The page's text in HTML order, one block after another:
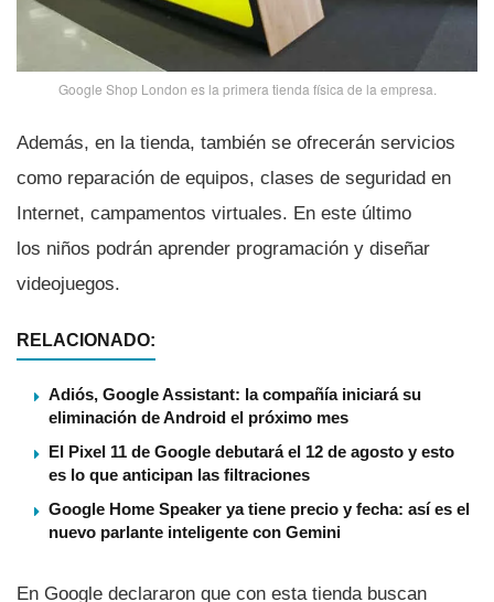
Google Shop London es la primera tienda fí­sica de la empresa.
Además, en la tienda, también se ofrecerán servicios
como reparación de equipos, clases de seguridad en
Internet, campamentos virtuales. En este último
los niños podrán aprender programación y diseñar
videojuegos.
RELACIONADO:
Adiós, Google Assistant: la compañía iniciará su
eliminación de Android el próximo mes
El Pixel 11 de Google debutará el 12 de agosto y esto
es lo que anticipan las filtraciones
Google Home Speaker ya tiene precio y fecha: así es el
nuevo parlante inteligente con Gemini
En Google declararon que con esta tienda buscan